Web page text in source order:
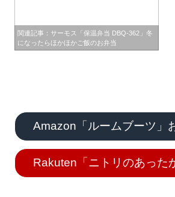
関連記事：サーモス「保温弁当 DBQ-362」冬
になったらほかほかご飯のお弁当
Amazon「ルームブーツ」
Rakuten「ニトリのあった